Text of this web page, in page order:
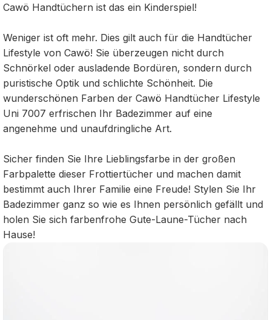
Cawö Handtüchern ist das ein Kinderspiel!
Weniger ist oft mehr. Dies gilt auch für die Handtücher
Lifestyle von Cawö! Sie überzeugen nicht durch
Schnörkel oder ausladende Bordüren, sondern durch
puristische Optik und schlichte Schönheit. Die
wunderschönen Farben der Cawö Handtücher Lifestyle
Uni 7007 erfrischen Ihr Badezimmer auf eine
angenehme und unaufdringliche Art.
Sicher finden Sie Ihre Lieblingsfarbe in der großen
Farbpalette dieser Frottiertücher und machen damit
bestimmt auch Ihrer Familie eine Freude! Stylen Sie Ihr
Badezimmer ganz so wie es Ihnen persönlich gefällt und
holen Sie sich farbenfrohe Gute-Laune-Tücher nach
Hause!